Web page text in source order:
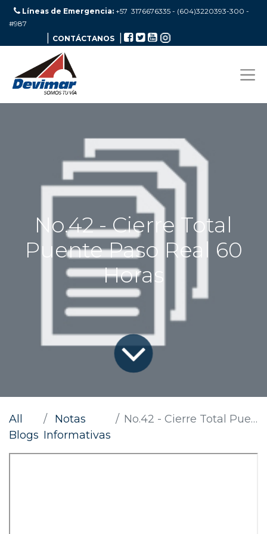
Líneas de Emergencia: +57 3176676335 - (604)3220393-300 -
#987
CONTÁCTANOS
No.42 - Cierre Total
Puente Paso Real 60
Horas
All
Blogs
Notas
Informativas
No.42 - Cierre Total Puente Paso Real 60 Horas